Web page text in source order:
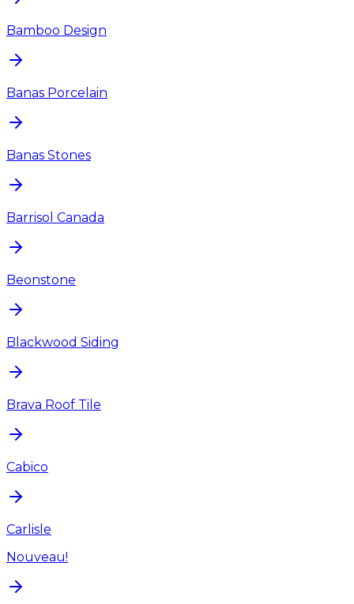
Bamboo Design
Banas Porcelain
Banas Stones
Barrisol Canada
Beonstone
Blackwood Siding
Brava Roof Tile
Cabico
Carlisle
Nouveau!